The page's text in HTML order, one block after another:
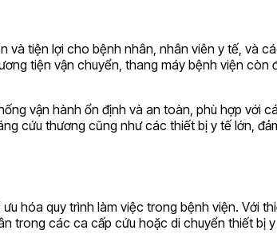
tiện lợi cho bệnh nhân, nhân viên y tế, và
tiện vận chuyển, thang máy bệnh viện
vận hành ổn định và an toàn, phù hợp với
cứu thương cũng như các thiết bị y tế lớn,
hóa quy trình làm việc trong bệnh viện. Với
trong các ca cấp cứu hoặc di chuyển thiết bị